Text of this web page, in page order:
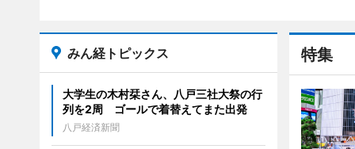
特集
みん経トピックス
大学生の木村栞さん、八戸三社大祭の行
列を2周 ゴールで着替えてまた出発
八戸経済新聞